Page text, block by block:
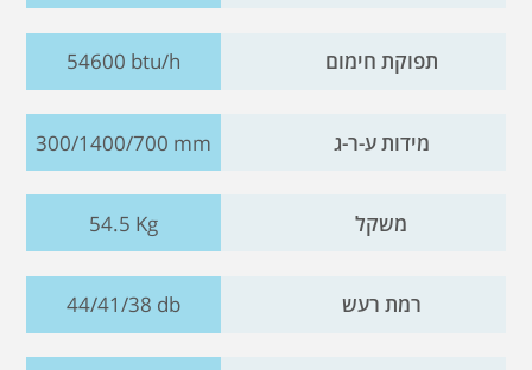
תפוקת חימום 54600 btu/h
מידות ע-ר-ג 300/1400/700 mm
משקל 54.5 Kg
רמת רעש 44/41/38 db